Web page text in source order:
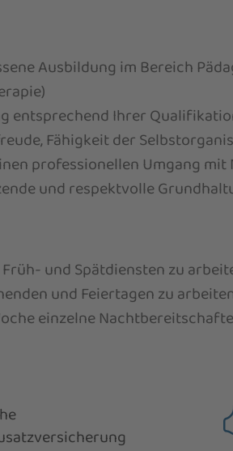
Ausbildung im Bereich
entsprechend Ihrer
Fähigkeit der
professionellen Umgang mit
und respektvolle
und Spätdiensten zu
und Feiertagen zu
einzelne